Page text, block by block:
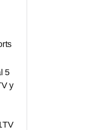
5
y